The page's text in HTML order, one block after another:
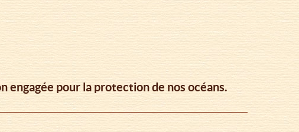
pour la protection de nos océans.